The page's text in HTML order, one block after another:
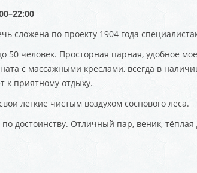
сложена по проекту 1904 года
человек. Просторная парная, удобное
с массажными креслами, всегда в
к приятному отдыху.
лёгкие чистым воздухом соснового леса.
достоинству. Отличный пар, веник,